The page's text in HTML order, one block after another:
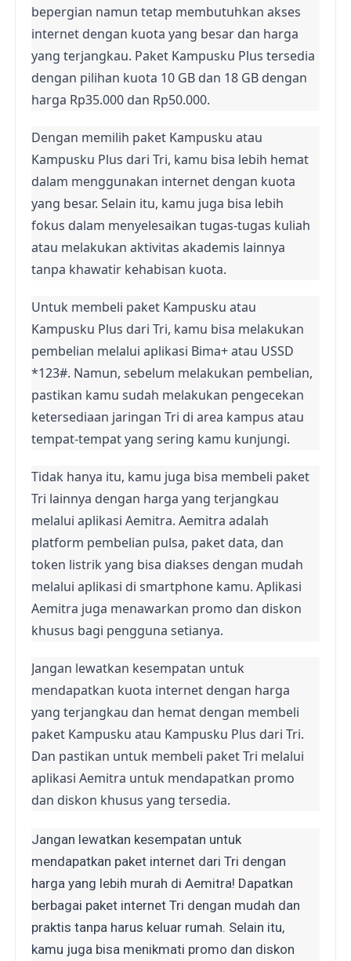
bepergian namun tetap membutuhkan akses
internet dengan kuota yang besar dan harga
yang terjangkau. Paket Kampusku Plus tersedia
dengan pilihan kuota 10 GB dan 18 GB dengan
harga Rp35.000 dan Rp50.000.
Dengan memilih paket Kampusku atau
Kampusku Plus dari Tri, kamu bisa lebih hemat
dalam menggunakan internet dengan kuota
yang besar. Selain itu, kamu juga bisa lebih
fokus dalam menyelesaikan tugas-tugas kuliah
atau melakukan aktivitas akademis lainnya
tanpa khawatir kehabisan kuota.
Untuk membeli paket Kampusku atau
Kampusku Plus dari Tri, kamu bisa melakukan
pembelian melalui aplikasi Bima+ atau USSD
*123#. Namun, sebelum melakukan pembelian,
pastikan kamu sudah melakukan pengecekan
ketersediaan jaringan Tri di area kampus atau
tempat-tempat yang sering kamu kunjungi.
Tidak hanya itu, kamu juga bisa membeli paket
Tri lainnya dengan harga yang terjangkau
melalui aplikasi Aemitra. Aemitra adalah
platform pembelian pulsa, paket data, dan
token listrik yang bisa diakses dengan mudah
melalui aplikasi di smartphone kamu. Aplikasi
Aemitra juga menawarkan promo dan diskon
khusus bagi pengguna setianya.
Jangan lewatkan kesempatan untuk
mendapatkan kuota internet dengan harga
yang terjangkau dan hemat dengan membeli
paket Kampusku atau Kampusku Plus dari Tri.
Dan pastikan untuk membeli paket Tri melalui
aplikasi Aemitra untuk mendapatkan promo
dan diskon khusus yang tersedia.
Jangan lewatkan kesempatan untuk
mendapatkan paket internet dari Tri dengan
harga yang lebih murah di Aemitra! Dapatkan
berbagai paket internet Tri dengan mudah dan
praktis tanpa harus keluar rumah. Selain itu,
kamu juga bisa menikmati promo dan diskon